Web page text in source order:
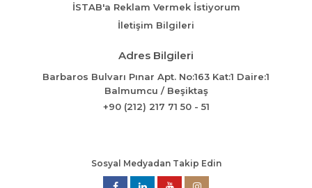
İSTAB'a Reklam Vermek İstiyorum
İletişim Bilgileri
Adres Bilgileri
Barbaros Bulvarı Pınar Apt. No:163 Kat:1 Daire:1
Balmumcu / Beşiktaş
+90 (212) 217 71 50 - 51
Sosyal Medyadan Takip Edin